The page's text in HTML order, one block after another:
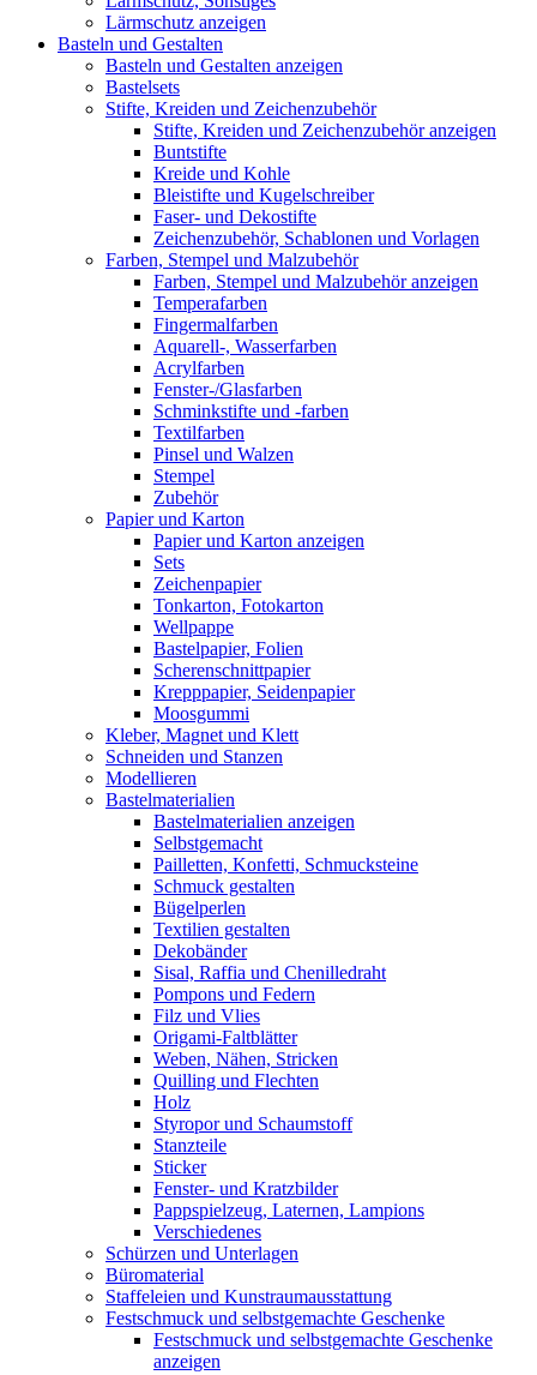
Lärmschutz anzeigen
Basteln und Gestalten
Basteln und Gestalten anzeigen
Bastelsets
Stifte, Kreiden und Zeichenzubehör
Stifte, Kreiden und Zeichenzubehör anzeigen
Buntstifte
Kreide und Kohle
Bleistifte und Kugelschreiber
Faser- und Dekostifte
Zeichenzubehör, Schablonen und Vorlagen
Farben, Stempel und Malzubehör
Farben, Stempel und Malzubehör anzeigen
Temperafarben
Fingermalfarben
Aquarell-, Wasserfarben
Acrylfarben
Fenster-/Glasfarben
Schminkstifte und -farben
Textilfarben
Pinsel und Walzen
Stempel
Zubehör
Papier und Karton
Papier und Karton anzeigen
Sets
Zeichenpapier
Tonkarton, Fotokarton
Wellpappe
Bastelpapier, Folien
Scherenschnittpapier
Krepppapier, Seidenpapier
Moosgummi
Kleber, Magnet und Klett
Schneiden und Stanzen
Modellieren
Bastelmaterialien
Bastelmaterialien anzeigen
Selbstgemacht
Pailletten, Konfetti, Schmucksteine
Schmuck gestalten
Bügelperlen
Textilien gestalten
Dekobänder
Sisal, Raffia und Chenilledraht
Pompons und Federn
Filz und Vlies
Origami-Faltblätter
Weben, Nähen, Stricken
Quilling und Flechten
Holz
Styropor und Schaumstoff
Stanzteile
Sticker
Fenster- und Kratzbilder
Pappspielzeug, Laternen, Lampions
Verschiedenes
Schürzen und Unterlagen
Büromaterial
Staffeleien und Kunstraumausstattung
Festschmuck und selbstgemachte Geschenke
Festschmuck und selbstgemachte Geschenke
anzeigen